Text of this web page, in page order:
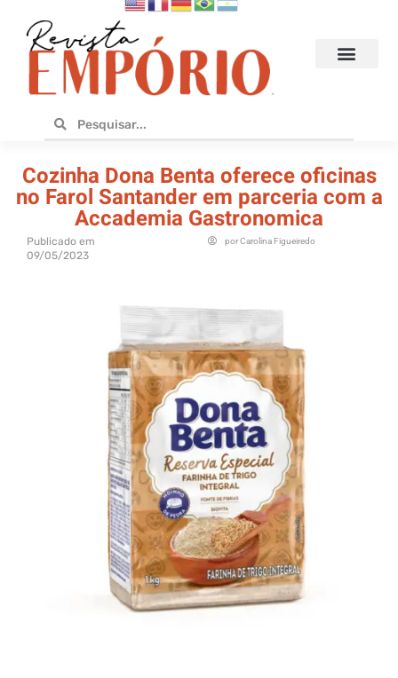
Cozinha Dona Benta oferece oficinas
no Farol Santander em parceria com a
Accademia Gastronomica
Publicado em
09/05/2023
porCarolina Figueiredo